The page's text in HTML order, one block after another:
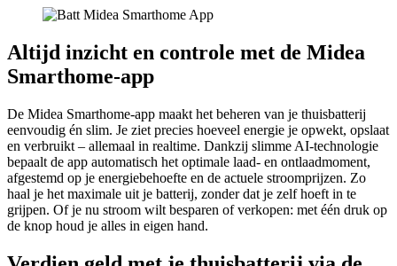
Altijd inzicht en controle met de Midea
Smarthome-app
De Midea Smarthome-app maakt het beheren van je thuisbatterij
eenvoudig én slim. Je ziet precies hoeveel energie je opwekt, opslaat
en verbruikt – allemaal in realtime. Dankzij slimme AI-technologie
bepaalt de app automatisch het optimale laad- en ontlaadmoment,
afgestemd op je energiebehoefte en de actuele stroomprijzen. Zo
haal je het maximale uit je batterij, zonder dat je zelf hoeft in te
grijpen. Of je nu stroom wilt besparen of verkopen: met één druk op
de knop houd je alles in eigen hand.